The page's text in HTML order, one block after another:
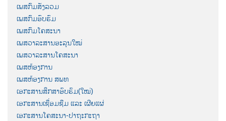
ເພສກົມສັງລວມ
ເພສກົມອົບຮົມ
ເພສກົມໂຄສະນາ
ເພສວາລະສານອະລຸນໃໝ່
ເພສວາລະສານໂຄສະນາ
ເພສຫ້ອງການ
ເພສຫ້ອງການ ສພທ
ເອກະສານສຶກສາອົບຮົມ(ໃໝ່)
ເອກະສານເຊື່ອມຊືມ ແລະ ເຜີຍແຜ່
ເອກະສານໂຄສະນາ-ປາຖະກະຖາ